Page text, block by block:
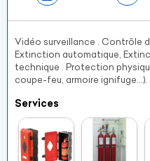
Vidéo surveillance . Contrôle
Extinction automatique,
technique . Protection
coupe-feu, armoire ignifuge…).
Services